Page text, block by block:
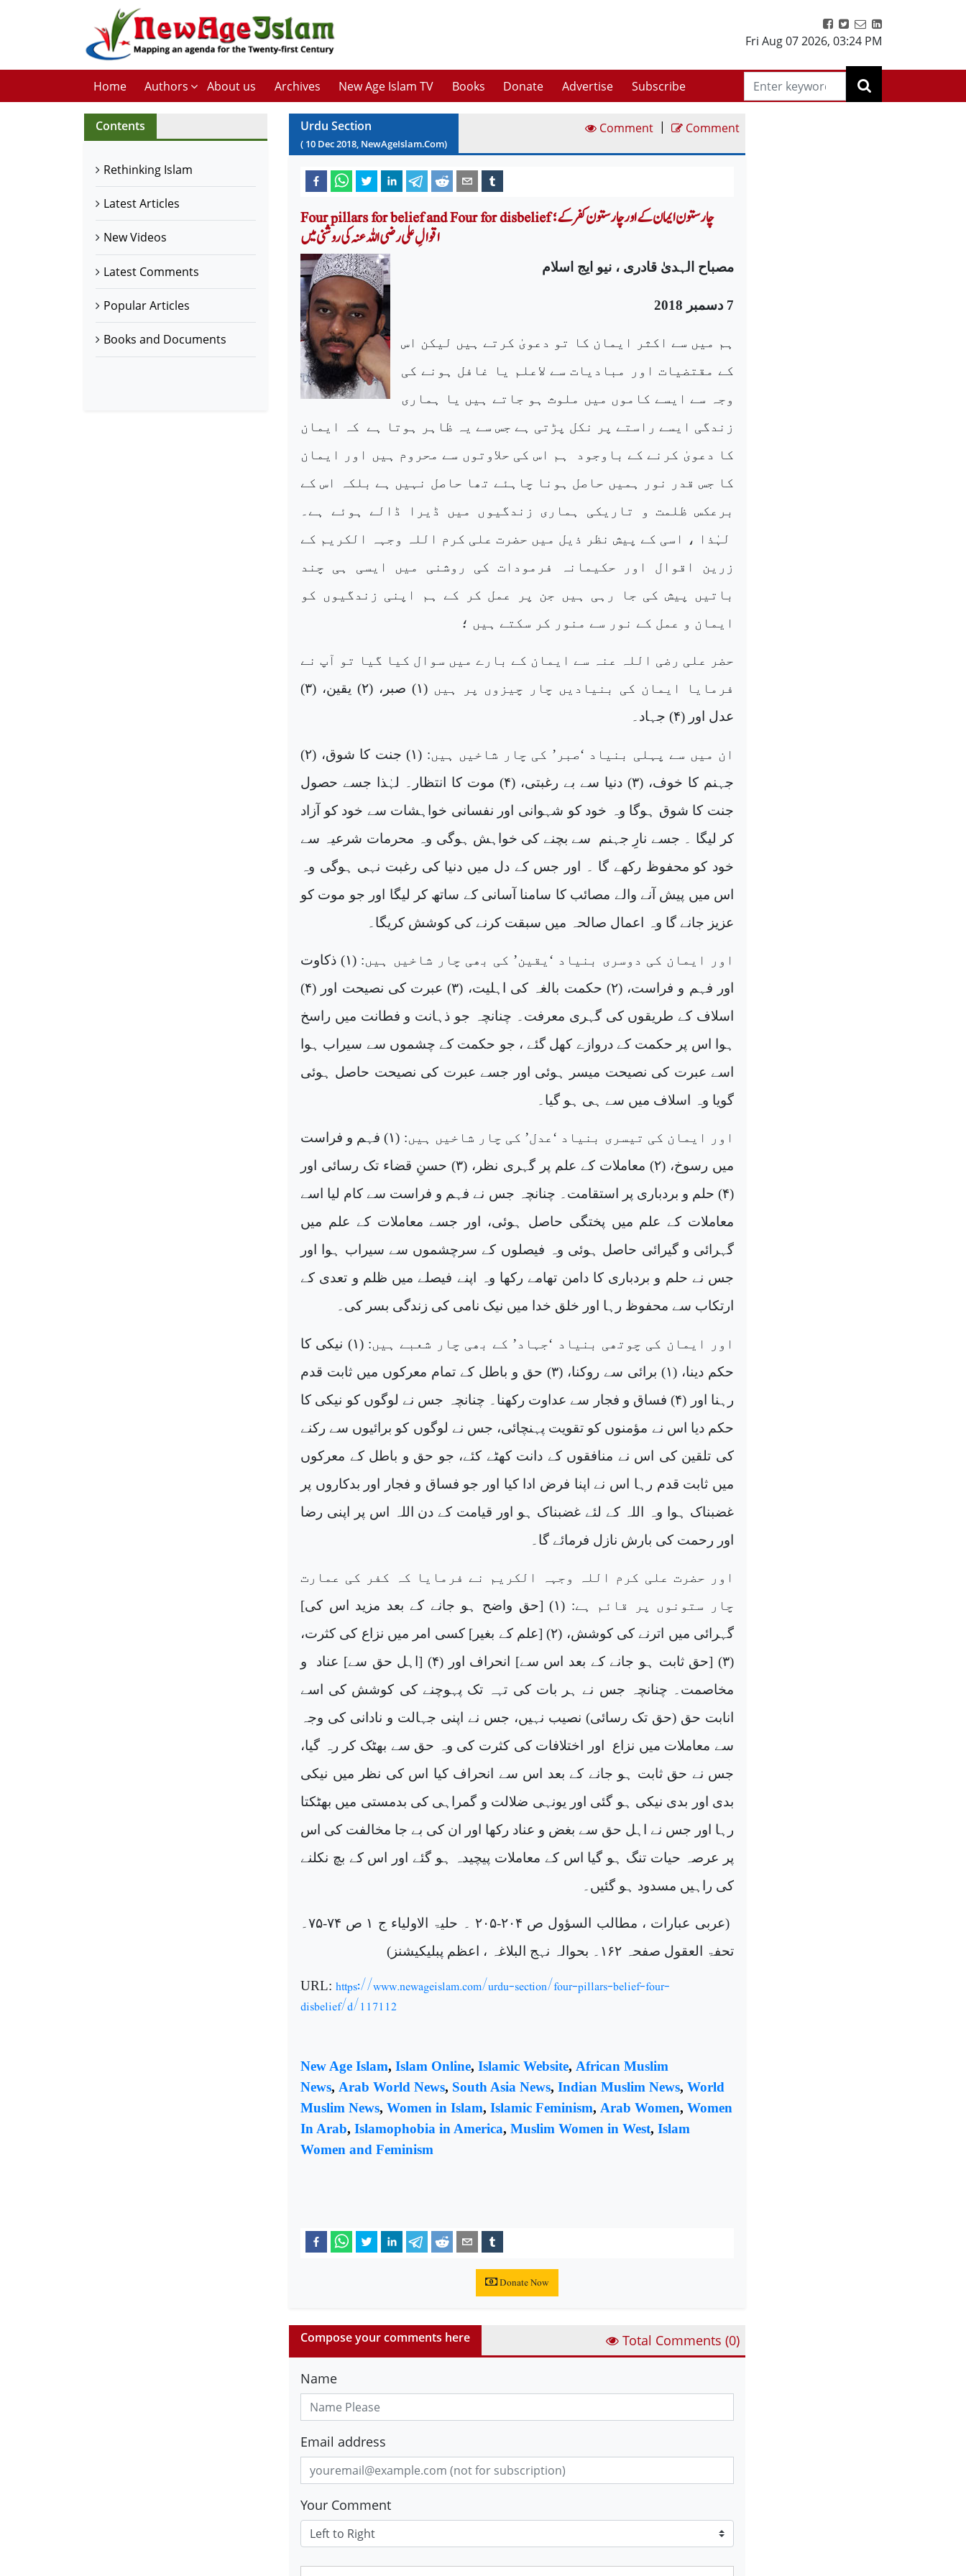
Fri Aug 07 2026, 03:24 PM
Home Authors About us Archives New Age Islam TV Books Donate Advertise Subscribe
Contents
Rethinking Islam
Latest Articles
New Videos
Latest Comments
Popular Articles
Books and Documents
Urdu Section
( 10 Dec2018, NewAgeIslam.Com)
Comment | Comment
Four pillars for belief and Four for disbelief چار ستون ایمان کے اور چار ستون کفر کے؛
اقوالِ علی رضی اللہ عنہ کی روشنی میں
مصباح الہدیٰ قادری ، نیو ایج اسلام
7 دسمبر 2018
ہم میں سے اکثر ایمان کا تو دعویٰ کرتے ہیں لیکن اس
کے مقتضیات اور مبادیات سے لاعلم یا غافل ہونے کی
وجہ سے ایسے کاموں میں ملوث ہو جاتے ہیں یا ہماری
زندگی ایسے راستے پر نکل پڑتی ہے جس سے یہ ظاہر ہوتا ہے
کہ ایمان
کا دعویٰ کرنے کے باوجود
ہم اس کی حلاوتوں سے محروم ہیں اور ایمان
کا جس قدر نور ہمیں حاصل ہونا چاہئے تھا حاصل نہیں ہے بلکہ اس کے
برعکس ظلمت و تاریکی ہماری زندگیوں میں ڈیرا ڈالے ہوئے ہے۔
لہٰذا ، اسی کے پیش نظر ذیل میں حضرت علی کرم اللہ وجہہ الکریم کے
زرین اقوال اور حکیمانہ فرمودات کی روشنی میں ایسی ہی چند
باتیں پیش کی جا رہی ہیں جن پر عمل کر کے ہم اپنی زندگیوں کو
ایمان و عمل کے نور سے منور کر سکتے ہیں ؛
حضر علی رضی اللہ عنہ سے ایمان کے بارے میں سوال کیا گیا تو آپ نے
فرمایا ایمان کی بنیادیں چار چیزوں پر ہیں (۱) صبر، (۲) یقین، (۳)
عدل اور (۴) جہاد۔
ان میں سے پہلی بنیاد ‘صبر’ کی چار شاخیں ہیں: (۱) جنت کا شوق، (۲)
جہنم کا خوف، (۳) دنیا سے بے رغبتی، (۴) موت کا انتظار۔ لہٰذا جسے حصول
جنت کا شوق ہوگا وہ خود کو شہوانی اور نفسانی خواہشات سے خود کو آزاد
کر لیگا ۔ جسے نارِ جہنم
سے بچنے کی خواہش ہوگی وہ محرمات شرعیہ سے
خود کو محفوظ رکھے گا ۔ اور جس کے دل میں دنیا کی رغبت نہی ہوگی وہ
اس میں پیش آنے والے مصائب کا سامنا آسانی کے ساتھ کر لیگا اور جو موت کو
عزیز جانے گا وہ اعمال صالحہ میں سبقت کرنے کی کوشش کریگا۔
اور ایمان کی دوسری بنیاد ‘یقین’ کی بھی چار شاخیں ہیں: (۱) ذکاوت
اور فہم و فراست، (۲) حکمت بالغہ کی اہلیت، (۳) عبرت کی نصیحت اور (۴)
اسلاف کے طریقوں کی گہری معرفت۔ چنانچہ جو ذہانت و فطانت میں راسخ
ہوا اس پر حکمت کے دروازے کھل گئے ، جو حکمت کے چشموں سے سیراب ہوا
اسے عبرت کی نصیحت میسر ہوئی اور جسے عبرت کی نصیحت حاصل ہوئی
گویا وہ اسلاف میں سے ہی ہو گیا۔
اور ایمان کی تیسری بنیاد ‘عدل’ کی چار شاخیں ہیں: (۱) فہم و فراست
میں رسوخ، (۲) معاملات کے علم پر گہری نظر، (۳) حسنِ قضاء تک رسائی اور
(۴) حلم و بردباری پر استقامت۔ چنانچہ جس نے فہم و فراست سے کام لیا اسے
معاملات کے علم میں پختگی حاصل ہوئی، اور جسے معاملات کے علم میں
گہرائی و گیرائی حاصل ہوئی وہ فیصلوں کے سرچشموں سے سیراب ہوا اور
جس نے حلم و بردباری کا دامن تھامے رکھا وہ اپنے فیصلے میں ظلم و تعدی کے
ارتکاب سے محفوظ رہا اور خلق خدا میں نیک نامی کی زندگی بسر کی۔
اور ایمان کی چوتھی بنیاد ‘جہاد’ کے بھی چار شعبے ہیں: (۱) نیکی کا
حکم دینا، (۱) برائی سے روکنا، (۳) حق و باطل کے تمام معرکوں میں ثابت قدم
رہنا اور (۴) فساق و فجار سے عداوت رکھنا۔ چنانچہ جس نے لوگوں کو نیکی کا
حکم دیا اس نے مؤمنوں کو تقویت پہنچائی، جس نے لوگوں کو برائیوں سے رکنے
کی تلقین کی اس نے منافقوں کے دانت کھٹے کئے، جو حق و باطل کے معرکوں
میں ثابت قدم رہا اس نے اپنا فرض ادا کیا اور جو فساق و فجار اور بدکاروں پر
غضبناک ہوا وہ اللہ کے لئے غضبناک ہو اور قیامت کے دن اللہ اس پر اپنی رضا
اور رحمت کی بارش نازل فرمائے گا۔
اور حضرت علی کرم اللہ وجہہ الکریم نے فرمایا کہ کفر کی عمارت
چار ستونوں پر قائم ہے: (۱) [حق واضح ہو جانے کے بعد مزید اس کی]
گہرائی میں اترنے کی کوشش، (۲) [علم کے بغیر] کسی امر میں نزاع کی کثرت،
(۳) [حق ثابت ہو جانے کے بعد اس سے] انحراف اور (۴) [اہل حق سے] عناد
و
مخاصمت۔ چنانچہ جس نے ہر بات کی تہہ تک پہوچنے کی کوشش کی اسے
انابت حق (حق تک رسائی) نصیب نہیں، جس نے اپنی جہالت و نادانی کی وجہ
سے معاملات میں نزاع
اور اختلافات کی کثرت کی وہ حق سے بھٹک کر رہ گیا،
جس نے حق ثابت ہو جانے کے بعد اس سے انحراف کیا اس کی نظر میں نیکی
بدی اور بدی نیکی ہو گئی اور یونہی ضلالت و گمراہی کی بدمستی میں بھٹکتا
رہا اور جس نے اہل حق سے بغض و عناد رکھا اور ان کی بے جا مخالفت کی اس
پر عرصہ حیات تنگ ہو گیا اس کے معاملات پیچیدہ ہو گئے اور اس کے بچ نکلنے
کی راہیں مسدود ہو گئیں۔
(عربی عبارات ، مطالب السؤول ص ۲۰۴-۲۰۵ ۔ حلیۃ الاولیاء ج ۱ ص ۷۴-۷۵۔
تحفۃ العقول صفحہ ۱۶۲۔ بحوالہ نہج البلاغہ ، اعظم پبلیکیشنز)
URL: https://www.newageislam.com/urdu-section/four-pillars-belief-four-
disbelief/d/117112
New Age Islam, Islam Online, Islamic Website, African Muslim
News, Arab World News, South Asia News, Indian Muslim News, World
Muslim News, Women in Islam, Islamic Feminism, Arab Women, Women
In Arab, Islamophobia in America, Muslim Women in West, Islam
Women and Feminism
Donate Now
Compose your comments here Total Comments (0)
Name
Email address
Your Comment